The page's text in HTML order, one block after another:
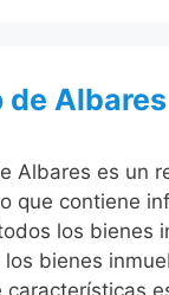
de Albares
Albares es un
que contiene
los bienes
bienes
características